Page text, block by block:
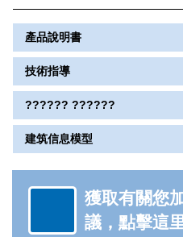
產品說明書
技術指導
?????? ??????
建筑信息模型
獲取有關您
議，點擊這